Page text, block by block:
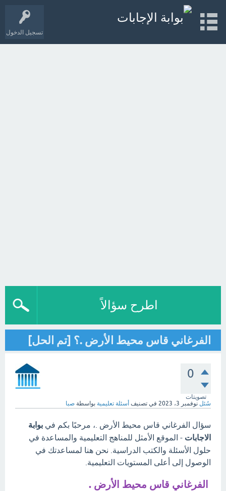
تسجيل الدخول
اطرح سؤالاً
الفرغاني قاس محيط الأرض .؟ [تم الحل]
0
تصويتات
سُئل نوفمبر 3، 2023 في تصنيف أسئلة تعليمية بواسطة صبا
سؤال الفرغاني قاس محيط الأرض .، مرحبًا بكم في بوابة
الاجابات - الموقع الأمثل للمناهج التعليمية والمساعدة في
حلول الأسئلة والكتب الدراسية. نحن هنا لمساعدتك في
الوصول إلى أعلى المستويات التعليمية.
الفرغاني قاس محيط الأرض .